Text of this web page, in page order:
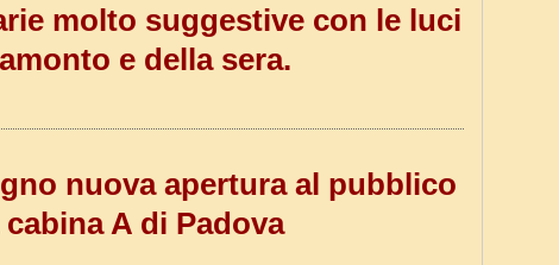
molto suggestive con le luci
e della sera.
nuova apertura al pubblico
A di Padova